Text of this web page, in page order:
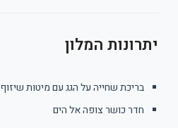
יתרונות המלון
בריכת שחייה על הגג עם מיטות שיזוף
חדר כושר צופה אל הים